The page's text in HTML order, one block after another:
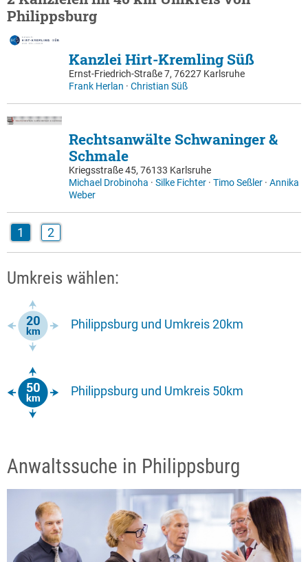
Philippsburg
Kanzlei Hirt-Kremling Süß
Ernst-Friedrich-Straße 7, 76227 Karlsruhe
Frank Herlan · Christian Süß
Rechtsanwälte Schwaninger &
Schmale
Kriegsstraße 45, 76133 Karlsruhe
Michael Drobinoha · Silke Fichter · Timo Seßler · Annika
Weber
1 2
Umkreis wählen:
Philippsburg und Umkreis 20km
Philippsburg und Umkreis 50km
Anwaltssuche in Philippsburg